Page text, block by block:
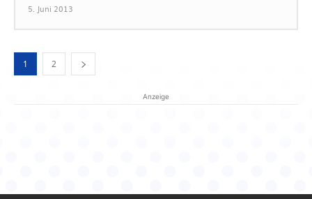
5. Juni 2013
1 2
Anzeige